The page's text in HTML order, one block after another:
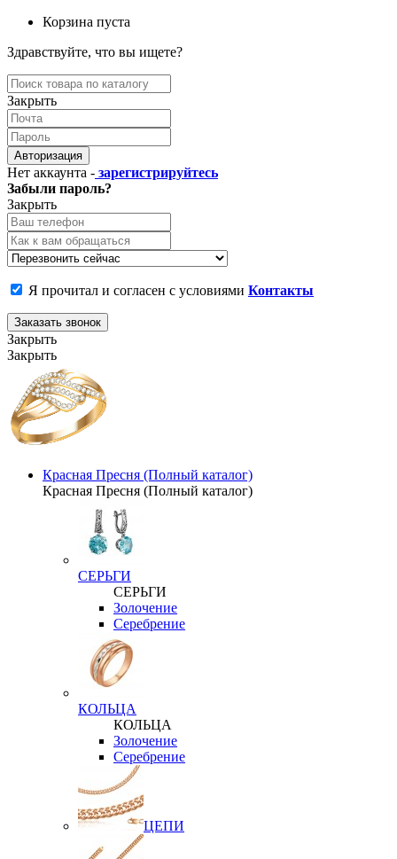
Корзина пуста
Здравствуйте, что вы ищете?
Закрыть
Авторизация
Нет аккаунта - зарегистрируйтесь
Забыли пароль?
Закрыть
Я прочитал и согласен с условиями Контакты
Заказать звонок
Закрыть
Закрыть
Красная Пресня (Полный каталог)
Красная Пресня (Полный каталог)
СЕРЬГИ
СЕРЬГИ
Золочение
Серебрение
КОЛЬЦА
КОЛЬЦА
Золочение
Серебрение
ЦЕПИ